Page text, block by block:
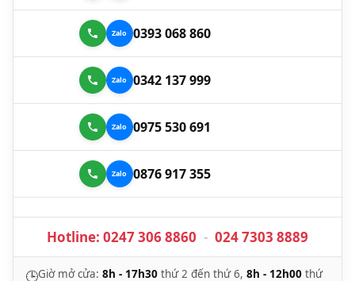
0393 068 860
0342 137 999
0975 530 691
0876 917 355
Hotline: 0247 306 8860 - 024 7303 8889
🕒Giờ mở cửa: 8h - 17h30 thứ 2 đến thứ 6, 8h - 12h00 thứ